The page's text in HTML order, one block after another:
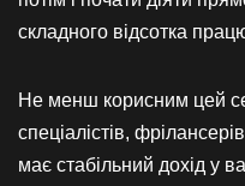
складного відсотка
Не менш корисним цей
спеціалістів,
має стабільний дохід у